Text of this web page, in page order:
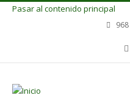
Pasar al contenido principal